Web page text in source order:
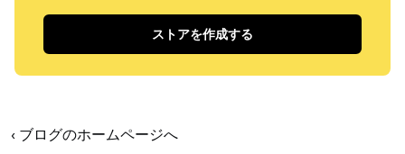
ストアを作成する
‹ ブログのホームページへ